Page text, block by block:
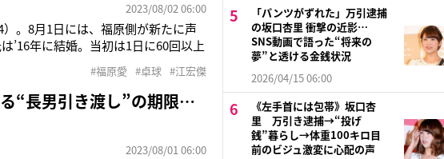
2023/08/02 06:00
。8月1日には、福原側が新たに声
’16年に結婚。当初は1日に60回以上
しまう。福原は“一緒の部屋には宿泊
#福原愛 #卓球 #江宏傑
“長男引き渡し”の期限…
2023/08/01 06:00
「パンツがずれた」万引逮捕
の坂口杏里 衝撃の近影…
SNS動画で語った“将来の
夢”と透ける金銭状況
2026/04/15 06:00
《左手首には包帯》坂口杏
里 万引き逮捕→“投げ
銭”暮らし→体重100キロ目
前のビジュ激変に心配の声